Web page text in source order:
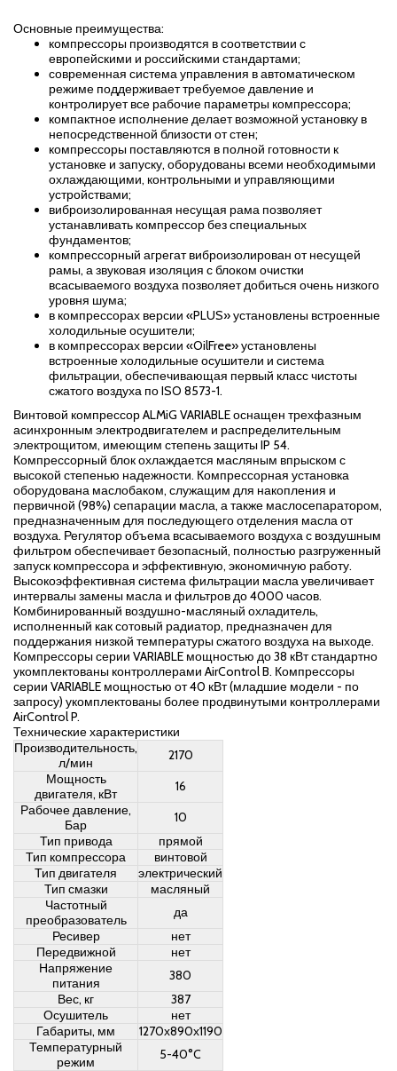
Основные преимущества:
компрессоры производятся в соответствии с
европейскими и российскими стандартами;
современная система управления в автоматическом
режиме поддерживает требуемое давление и
контролирует все рабочие параметры компрессора;
компактное исполнение делает возможной установку в
непосредственной близости от стен;
компрессоры поставляются в полной готовности к
установке и запуску, оборудованы всеми необходимыми
охлаждающими, контрольными и управляющими
устройствами;
виброизолированная несущая рама позволяет
устанавливать компрессор без специальных
фундаментов;
компрессорный агрегат виброизолирован от несущей
рамы, а звуковая изоляция с блоком очистки
всасываемого воздуха позволяет добиться очень низкого
уровня шума;
в компрессорах версии «PLUS» установлены встроенные
холодильные осушители;
в компрессорах версии «OilFree» установлены
встроенные холодильные осушители и система
фильтрации, обеспечивающая первый класс чистоты
сжатого воздуха по ISO 8573-1.
Винтовой компрессор ALMiG VARIABLE оснащен трехфазным
асинхронным электродвигателем и распределительным
электрощитом, имеющим степень защиты IP 54.
Компрессорный блок охлаждается масляным впрыском с
высокой степенью надежности. Компрессорная установка
оборудована маслобаком, служащим для накопления и
первичной (98%) сепарации масла, а также маслосепаратором,
предназначенным для последующего отделения масла от
воздуха. Регулятор объема всасываемого воздуха с воздушным
фильтром обеспечивает безопасный, полностью разгруженный
запуск компрессора и эффективную, экономичную работу.
Высокоэффективная система фильтрации масла увеличивает
интервалы замены масла и фильтров до 4000 часов.
Комбинированный воздушно-масляный охладитель,
исполненный как сотовый радиатор, предназначен для
поддержания низкой температуры сжатого воздуха на выходе.
Компрессоры серии VARIABLE мощностью до 38 кВт стандартно
укомплектованы контроллерами AirControl B. Компрессоры
серии VARIABLE мощностью от 40 кВт (младшие модели - по
запросу) укомплектованы более продвинутыми контроллерами
AirControl P.
Технические характеристики
Производительность,
л/мин
2170
Мощность
двигателя, кВт
16
Рабочее давление,
Бар
10
Тип привода
прямой
Тип компрессора
винтовой
Тип двигателя
электрический
Тип смазки
масляный
Частотный
преобразователь
да
Ресивер
нет
Передвижной
нет
Напряжение
питания
380
Вес, кг
387
Осушитель
нет
Габариты, мм
1270х890х1190
Температурный
режим
5-40°C